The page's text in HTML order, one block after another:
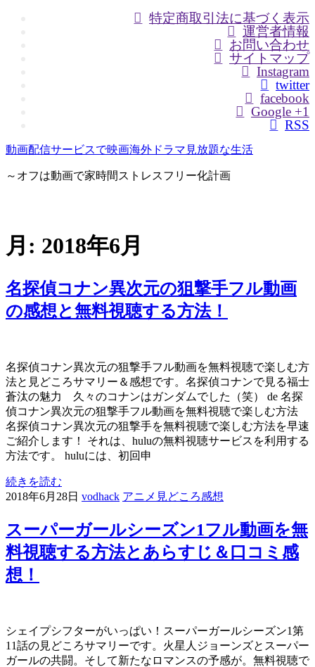
特定商取引法に基づく表示
運営者情報
お問い合わせ
サイトマップ
Instagram
twitter
facebook
Google +1
RSS
動画配信サービスで映画海外ドラマ見放題な生活
～オフは動画で家時間ストレスフリー化計画
月: 2018年6月
名探偵コナン異次元の狙撃手フル動画
の感想と無料視聴する方法！
名探偵コナン異次元の狙撃手フル動画を無料視聴で楽しむ方
法と見どころサマリー＆感想です。名探偵コナンで見る福士
蒼汰の魅力 久々のコナンはガンダムでした（笑） de 名探
偵コナン異次元の狙撃手フル動画を無料視聴で楽しむ方法
名探偵コナン異次元の狙撃手を無料視聴で楽しむ方法を早速
ご紹介します！ それは、huluの無料視聴サービスを利用する
方法です。 huluには、初回申
続きを読む
2018年6月28日 vodhack アニメ見どころ感想
スーパーガールシーズン1フル動画を無
料視聴する方法とあらすじ＆口コミ感
想！
シェイプシフターがいっぱい！スーパーガールシーズン1第
11話の見どころサマリーです。火星人ジョーンズとスーパー
ガールの共闘。そして新たなロマンスの予感が。無料視聴で